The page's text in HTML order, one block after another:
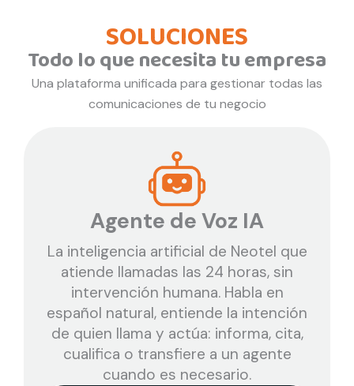
SOLUCIONES
Todo lo que necesita tu empresa
Una plataforma unificada para gestionar todas las
comunicaciones de tu negocio
Agente de Voz IA
La inteligencia artificial de Neotel que
atiende llamadas las 24 horas, sin
intervención humana. Habla en
español natural, entiende la intención
de quien llama y actúa: informa, cita,
cualifica o transfiere a un agente
cuando es necesario.